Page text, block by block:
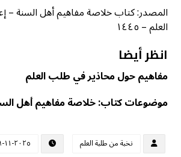
المصدر: كتاب خلاصة مفاهيم أهل السنة –
العلم – ١٤٤٥
انظر أيضا
مفاهيم حول محاذير في طلب العلم
موضوعات كتاب: خلاصة مفاهيم أهل
نخبة من طلبة العلم
٢٠٢٥-١١-٢٩